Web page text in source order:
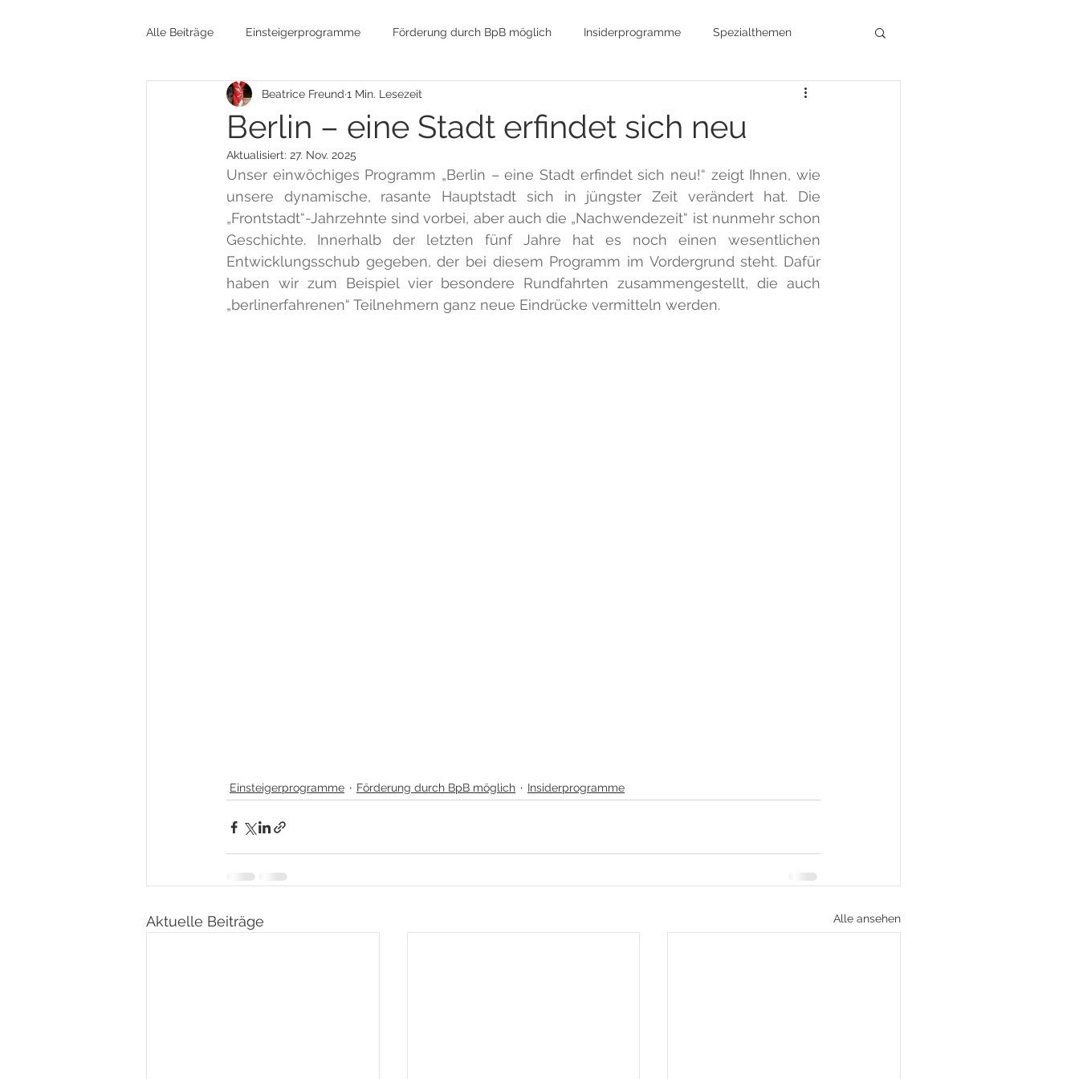
Alle Beiträge Einsteigerprogramme Förderung durch BpB möglich Insiderprogramme Spezialthemen
Gedenkkultur Flüchtlinge Globalisierung Architektur
Nationalsozialismus Glaube
Preußen / Kaiserreich Edition RTH Obdachlosigkeit Sozialpolitik
Berlin – eine Stadt erfindet sich neu
Beatrice Freund 1 Min. Lesezeit
Aktualisiert: 27. Nov. 2025
Unser einwöchiges Programm „Berlin – eine Stadt erfindet sich neu!“ zeigt Ihnen, wie
unsere dynamische, rasante Hauptstadt sich in jüngster Zeit verändert hat. Die
„Frontstadt“-Jahrzehnte sind vorbei, aber auch die „Nachwendezeit“ ist nunmehr schon
Geschichte. Innerhalb der letzten fünf Jahre hat es noch einen wesentlichen
Entwicklungsschub gegeben, der bei diesem Programm im Vordergrund steht. Dafür
haben wir zum Beispiel vier besondere Rundfahrten zusammengestellt, die auch
„berlinerfahrenen“ Teilnehmern ganz neue Eindrücke vermitteln werden.
Einsteigerprogramme Förderung durch BpB möglich Insiderprogramme
Aktuelle Beiträge Alle ansehen